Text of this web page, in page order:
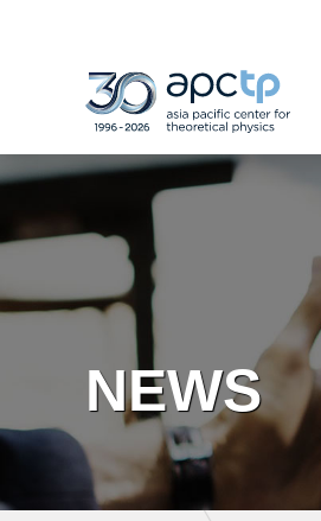
NEWS